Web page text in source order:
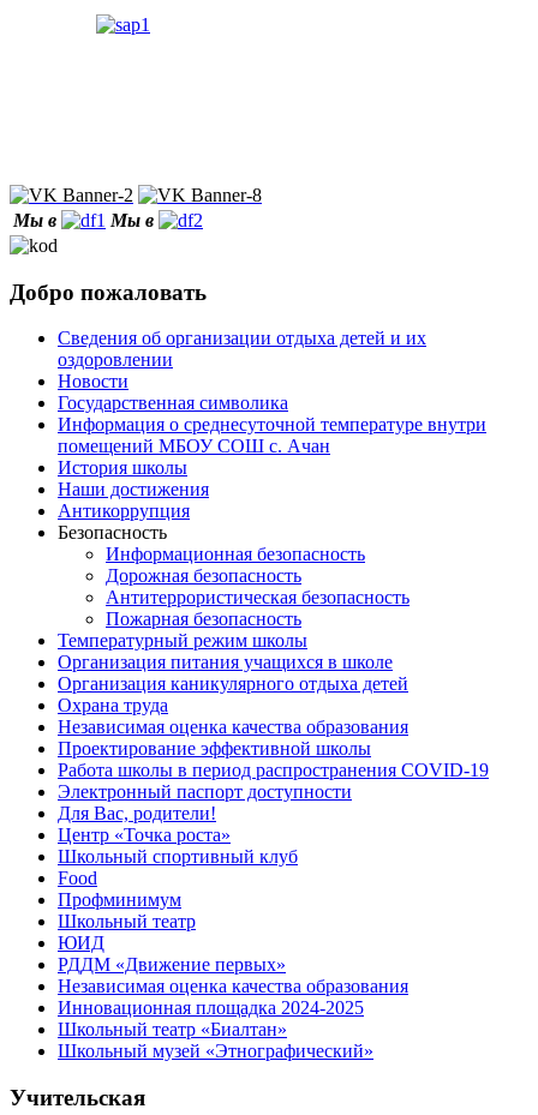
Мы в Мы в
Добро пожаловать
Сведения об организации отдыха детей и их
оздоровлении
Новости
Государственная символика
Информация о среднесуточной температуре внутри
помещений МБОУ СОШ с. Ачан
История школы
Наши достижения
Антикоррупция
Безопасность
Информационная безопасность
Дорожная безопасность
Антитеррористическая безопасность
Пожарная безопасность
Температурный режим школы
Организация питания учащихся в школе
Организация каникулярного отдыха детей
Охрана труда
Независимая оценка качества образования
Проектирование эффективной школы
Работа школы в период распространения COVID-19
Электронный паспорт доступности
Для Вас, родители!
Центр «Точка роста»
Школьный спортивный клуб
Food
Профминимум
Школьный театр
ЮИД
РДДМ «Движение первых»
Независимая оценка качества образования
Инновационная площадка 2024-2025
Школьный театр «Биалтан»
Школьный музей «Этнографический»
Учительская